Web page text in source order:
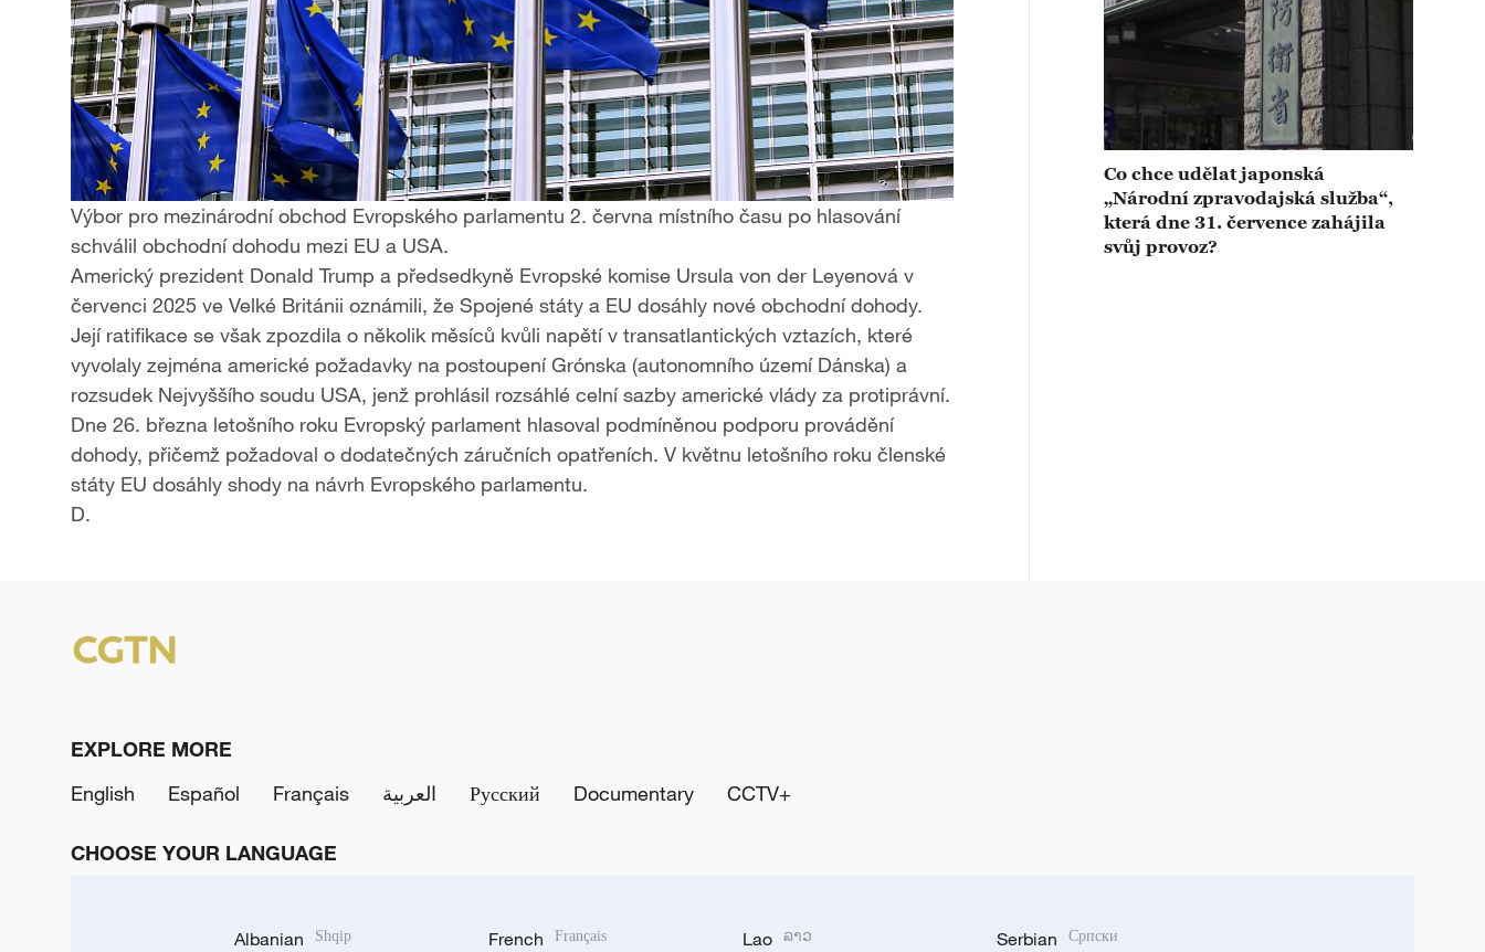
Výbor pro mezinárodní obchod Evropského parlamentu​ 2. června místního času​ po hlasování
schválil obchodní dohodu mezi EU a USA.
Americký prezident Donald Trump​ a předsedkyně Evropské komise Ursula von der Leyenová​ v
červenci 2025 ve Velké Británii oznámili, že Spojené státy a EU dosáhly nové obchodní dohody​.
Její ratifikace se však zpozdila o několik měsíců kvůli napětí v transatlantických vztazích, které
vyvolaly zejména americké požadavky na postoupení Grónska​ (autonomního území Dánska) a
rozsudek Nejvyššího soudu USA, jenž prohlásil rozsáhlé celní sazby americké vlády za protiprávní.
Dne 26. března letošního roku​ Evropský parlament hlasoval podmíněnou podporu​ provádění
dohody, přičemž požadoval o dodatečných záručních opatřeních. V květnu​ letošního roku členské
státy EU dosáhly shody na návrh Evropského parlamentu.
D.
Co chce udělat japonská
„Národní zpravodajská služba“,
která dne 31. července zahájila
svůj provoz?
EXPLORE MORE
English
Español Français العربية Русский Documentary CCTV+
CHOOSE YOUR LANGUAGE
Albanian Shqip French Français Lao ລາວ Serbian Српски